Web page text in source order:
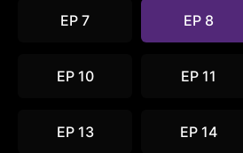
EP 7 EP 8
EP 10 EP 11
EP 13 EP 14